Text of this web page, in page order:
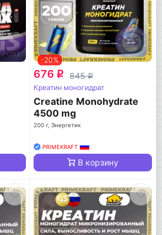
-20%
676 q 845q
Креатин моногидрат
Creatine Monohydrate
4500 mg
200 г, Энергетик
PRIMEKRAFT
В корзину